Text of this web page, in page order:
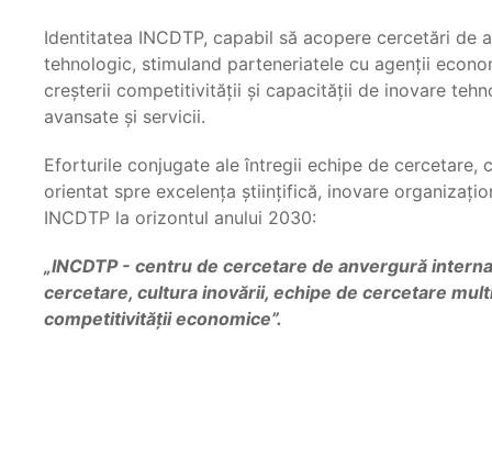
Identitatea INCDTP, capabil să acopere cercetări
tehnologic, stimuland parteneriatele cu agenţii
creşterii competitivităţii şi capacităţii de inovare
avansate şi servicii.
Eforturile conjugate ale întregii echipe de cercetare,
orientat spre excelenţa ştiinţifică, inovare
INCDTP la orizontul anului 2030:
„INCDTP - centru de cercetare de anvergură
cercetare, cultura inovării, echipe de cercetare
competitivităţii economice”.